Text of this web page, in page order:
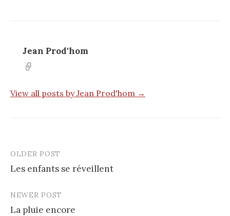
Jean Prod'hom
View all posts by Jean Prod'hom →
Post
navigation
OLDER POST
Les enfants se réveillent
NEWER POST
La pluie encore